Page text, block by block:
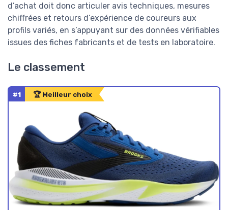
d’achat doit donc articuler avis techniques, mesures
chiffrées et retours d’expérience de coureurs aux
profils variés, en s’appuyant sur des données vérifiables
issues des fiches fabricants et de tests en laboratoire.
Le classement
#1 🏆 Meilleur choix